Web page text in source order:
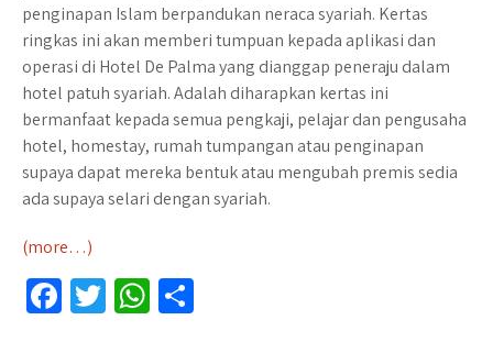
penginapan Islam berpandukan neraca syariah. Kertas
ringkas ini akan memberi tumpuan kepada aplikasi dan
operasi di Hotel De Palma yang dianggap peneraju dalam
hotel patuh syariah. Adalah diharapkan kertas ini
bermanfaat kepada semua pengkaji, pelajar dan pengusaha
hotel, homestay, rumah tumpangan atau penginapan
supaya dapat mereka bentuk atau mengubah premis sedia
ada supaya selari dengan syariah.
(more…)
Fa T W